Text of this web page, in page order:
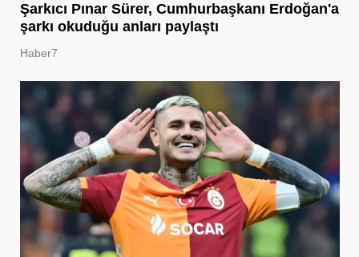
Şarkıcı Pınar Sürer, Cumhurbaşkanı Erdoğan'a
şarkı okuduğu anları paylaştı
Haber7